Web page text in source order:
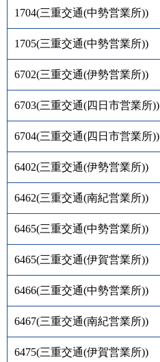
1704(三重交通(中勢営業所))
1705(三重交通(中勢営業所))
6702(三重交通(伊勢営業所))
6703(三重交通(四日市営業所))
6704(三重交通(四日市営業所))
6402(三重交通(伊勢営業所))
6462(三重交通(南紀営業所))
6465(三重交通(中勢営業所))
6465(三重交通(伊賀営業所))
6466(三重交通(中勢営業所))
6467(三重交通(南紀営業所))
6475(三重交通(伊賀営業所))